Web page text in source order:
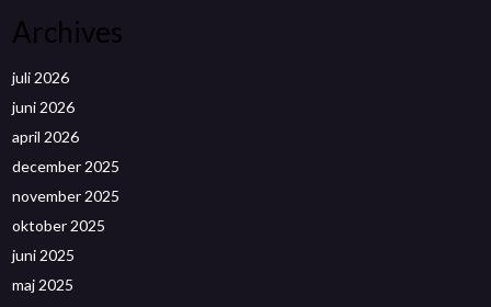
Archives
juli 2026
juni 2026
april 2026
december 2025
november 2025
oktober 2025
juni 2025
maj 2025